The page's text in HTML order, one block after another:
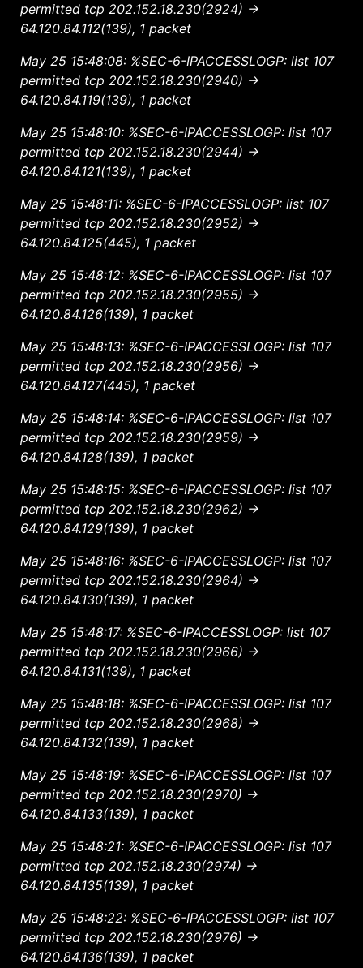
permitted tcp 202.152.18.230(2924) ->
64.120.84.112(139), 1 packet
May 25 15:48:08: %SEC-6-IPACCESSLOGP: list 107
permitted tcp 202.152.18.230(2940) ->
64.120.84.119(139), 1 packet
May 25 15:48:10: %SEC-6-IPACCESSLOGP: list 107
permitted tcp 202.152.18.230(2944) ->
64.120.84.121(139), 1 packet
May 25 15:48:11: %SEC-6-IPACCESSLOGP: list 107
permitted tcp 202.152.18.230(2952) ->
64.120.84.125(445), 1 packet
May 25 15:48:12: %SEC-6-IPACCESSLOGP: list 107
permitted tcp 202.152.18.230(2955) ->
64.120.84.126(139), 1 packet
May 25 15:48:13: %SEC-6-IPACCESSLOGP: list 107
permitted tcp 202.152.18.230(2956) ->
64.120.84.127(445), 1 packet
May 25 15:48:14: %SEC-6-IPACCESSLOGP: list 107
permitted tcp 202.152.18.230(2959) ->
64.120.84.128(139), 1 packet
May 25 15:48:15: %SEC-6-IPACCESSLOGP: list 107
permitted tcp 202.152.18.230(2962) ->
64.120.84.129(139), 1 packet
May 25 15:48:16: %SEC-6-IPACCESSLOGP: list 107
permitted tcp 202.152.18.230(2964) ->
64.120.84.130(139), 1 packet
May 25 15:48:17: %SEC-6-IPACCESSLOGP: list 107
permitted tcp 202.152.18.230(2966) ->
64.120.84.131(139), 1 packet
May 25 15:48:18: %SEC-6-IPACCESSLOGP: list 107
permitted tcp 202.152.18.230(2968) ->
64.120.84.132(139), 1 packet
May 25 15:48:19: %SEC-6-IPACCESSLOGP: list 107
permitted tcp 202.152.18.230(2970) ->
64.120.84.133(139), 1 packet
May 25 15:48:21: %SEC-6-IPACCESSLOGP: list 107
permitted tcp 202.152.18.230(2974) ->
64.120.84.135(139), 1 packet
May 25 15:48:22: %SEC-6-IPACCESSLOGP: list 107
permitted tcp 202.152.18.230(2976) ->
64.120.84.136(139), 1 packet